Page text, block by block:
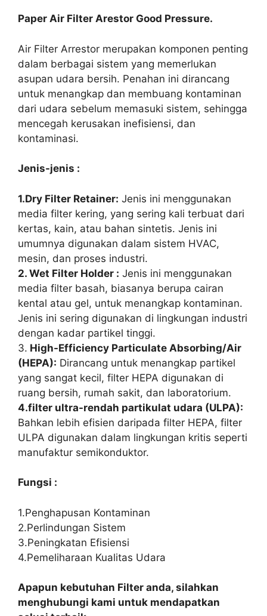
Paper Air Filter Arestor Good Pressure.
Air Filter Arrestor merupakan komponen penting
dalam berbagai sistem yang memerlukan
asupan udara bersih. Penahan ini dirancang
untuk menangkap dan membuang kontaminan
dari udara sebelum memasuki sistem, sehingga
mencegah kerusakan inefisiensi, dan
kontaminasi.
Jenis-jenis :
1.Dry Filter Retainer: Jenis ini menggunakan
media filter kering, yang sering kali terbuat dari
kertas, kain, atau bahan sintetis. Jenis ini
umumnya digunakan dalam sistem HVAC,
mesin, dan proses industri.
2. Wet Filter Holder : Jenis ini menggunakan
media filter basah, biasanya berupa cairan
kental atau gel, untuk menangkap kontaminan.
Jenis ini sering digunakan di lingkungan industri
dengan kadar partikel tinggi.
3. High-Efficiency Particulate Absorbing/Air
(HEPA): Dirancang untuk menangkap partikel
yang sangat kecil, filter HEPA digunakan di
ruang bersih, rumah sakit, dan laboratorium.
4.filter ultra-rendah partikulat udara (ULPA):
Bahkan lebih efisien daripada filter HEPA, filter
ULPA digunakan dalam lingkungan kritis seperti
manufaktur semikonduktor.
Fungsi :
1.Penghapusan Kontaminan
2.Perlindungan Sistem
3.Peningkatan Efisiensi
4.Pemeliharaan Kualitas Udara
Apapun kebutuhan Filter anda, silahkan
menghubungi kami untuk mendapatkan